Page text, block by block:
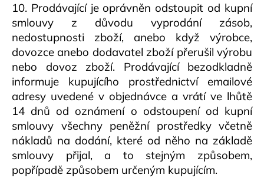
10. Prodávající je oprávněn odstoupit od kupní
smlouvy z důvodu vyprodání zásob,
nedostupnosti zboží, anebo když výrobce,
dovozce anebo dodavatel zboží přerušil výrobu
nebo dovoz zboží. Prodávající bezodkladně
informuje kupujícího prostřednictví emailové
adresy uvedené v objednávce a vrátí ve lhůtě
14 dnů od oznámení o odstoupení od kupní
smlouvy všechny peněžní prostředky včetně
nákladů na dodání, které od něho na základě
smlouvy přijal, a to stejným způsobem,
popřípadě způsobem určeným kupujícím.